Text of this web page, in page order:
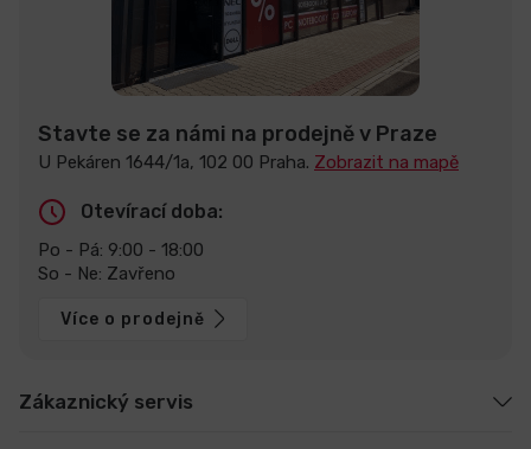
Stavte se za námi na prodejně v Praze
U Pekáren 1644/1a, 102 00 Praha. Zobrazit na mapě
Otevírací doba:
Po - Pá: 9:00 - 18:00
So - Ne: Zavřeno
Více o prodejně
Zákaznický servis